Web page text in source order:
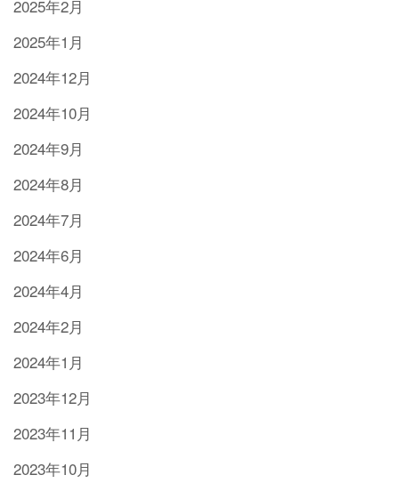
2025年2月
2025年1月
2024年12月
2024年10月
2024年9月
2024年8月
2024年7月
2024年6月
2024年4月
2024年2月
2024年1月
2023年12月
2023年11月
2023年10月